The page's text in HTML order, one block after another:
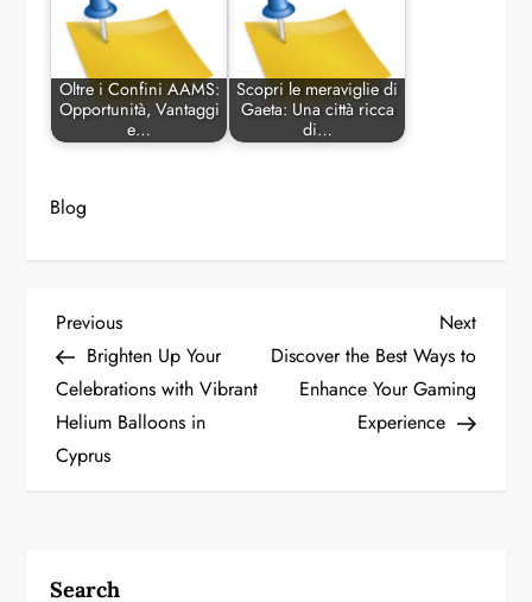
Oltre i Confini AAMS:
Opportunità, Vantaggi
e…
Scopri le meraviglie di
Gaeta: Una città ricca
di…
Blog
P
o
s
Previous
Post
Previous
Brighten Up Your
Celebrations with Vibrant
Helium Balloons in
Cyprus
Next
Post
Next
Discover the Best Ways to
Enhance Your Gaming
Experience
Search